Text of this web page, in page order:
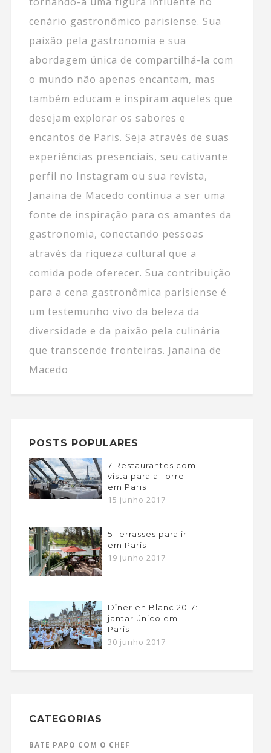
cenário gastronômico parisiense. Sua
paixão pela gastronomia e sua
abordagem única de compartilhá-la com
o mundo não apenas encantam, mas
também educam e inspiram aqueles que
desejam explorar os sabores e
encantos de Paris. Seja através de suas
experiências presenciais, seu cativante
perfil no Instagram ou sua revista,
Janaina de Macedo continua a ser uma
fonte de inspiração para os amantes da
gastronomia, conectando pessoas
através da riqueza cultural que a
comida pode oferecer. Sua contribuição
para a cena gastronômica parisiense é
um testemunho vivo da beleza da
diversidade e da paixão pela culinária
que transcende fronteiras. Janaina de
Macedo
POSTS POPULARES
7 Restaurantes com
vista para a Torre
em Paris
15 junho 2017
5 Terrasses para ir
em Paris
19 junho 2017
Dîner en Blanc 2017:
jantar único em
Paris
30 junho 2017
CATEGORIAS
BATE PAPO COM O CHEF